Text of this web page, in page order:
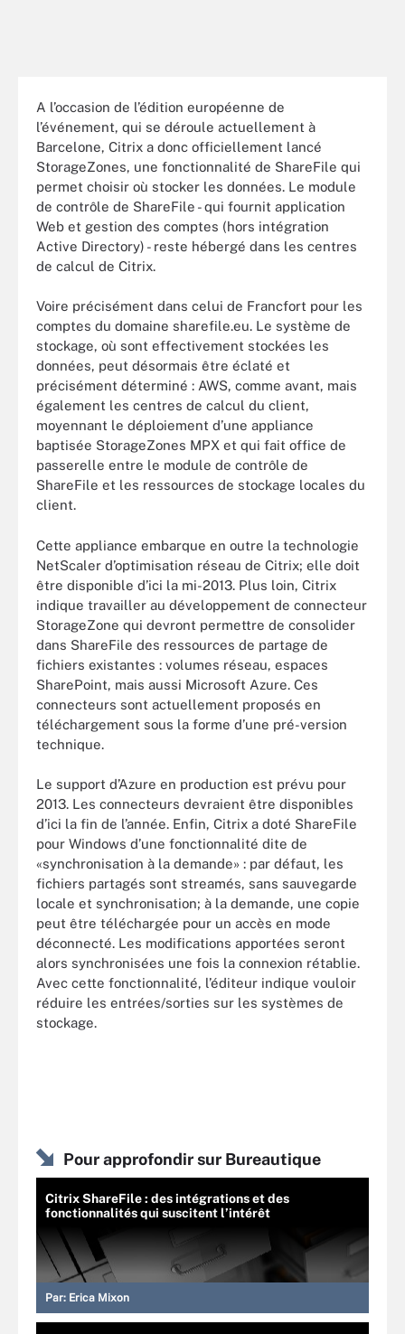
A l’occasion de l’édition européenne de
l’événement, qui se déroule actuellement à
Barcelone, Citrix a donc officiellement lancé
StorageZones, une fonctionnalité de ShareFile qui
permet choisir où stocker les données. Le module
de contrôle de ShareFile - qui fournit application
Web et gestion des comptes (hors intégration
Active Directory) - reste hébergé dans les centres
de calcul de Citrix.
Voire précisément dans celui de Francfort pour les
comptes du domaine sharefile.eu. Le système de
stockage, où sont effectivement stockées les
données, peut désormais être éclaté et
précisément déterminé : AWS, comme avant, mais
également les centres de calcul du client,
moyennant le déploiement d’une appliance
baptisée StorageZones MPX et qui fait office de
passerelle entre le module de contrôle de
ShareFile et les ressources de stockage locales du
client.
Cette appliance embarque en outre la technologie
NetScaler d’optimisation réseau de Citrix; elle doit
être disponible d’ici la mi-2013. Plus loin, Citrix
indique travailler au développement de connecteur
StorageZone qui devront permettre de consolider
dans ShareFile des ressources de partage de
fichiers existantes : volumes réseau, espaces
SharePoint, mais aussi Microsoft Azure. Ces
connecteurs sont actuellement proposés en
téléchargement sous la forme d’une pré-version
technique.
Le support d’Azure en production est prévu pour
2013. Les connecteurs devraient être disponibles
d’ici la fin de l’année. Enfin, Citrix a doté ShareFile
pour Windows d’une fonctionnalité dite de
«synchronisation à la demande» : par défaut, les
fichiers partagés sont streamés, sans sauvegarde
locale et synchronisation; à la demande, une copie
peut être téléchargée pour un accès en mode
déconnecté. Les modifications apportées seront
alors synchronisées une fois la connexion rétablie.
Avec cette fonctionnalité, l’éditeur indique vouloir
réduire les entrées/sorties sur les systèmes de
stockage.
Pour approfondir sur Bureautique
Citrix ShareFile : des intégrations et des
fonctionnalités qui suscitent l’intérêt
Par: Erica Mixon